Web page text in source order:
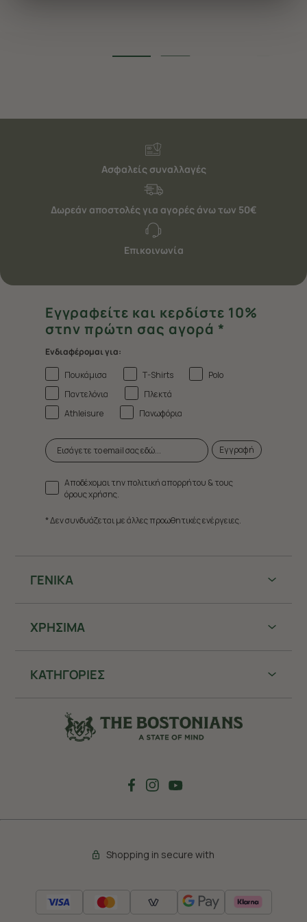
Ασφαλείς συναλλαγές
Δωρεάν αποστολές για αγορές άνω των 50€
Επικοινωνία
ΓΕΝΙΚΑ
ΧΡHΣΙΜΑ
ΚΑΤΗΓΟΡΙΕΣ
Εγγραφείτε και κερδίστε 10%
στην πρώτη σας αγορά *
Ενδιαφέρομαι για:
Πουκάμισα
T-Shirts
Polo
Παντελόνια
Πλεκτά
Athleisure
Πανωφόρια
Εγγραφή
Αποδέχομαι την πολιτική απορρήτου & τους
όρους χρήσης.
* Δεν συνδυάζεται με άλλες προωθητικές ενέργειες.
Shopping in secure with